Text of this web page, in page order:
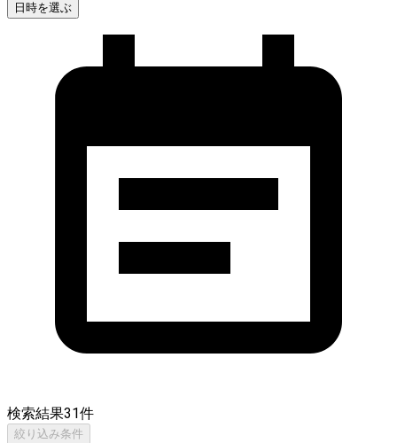
日時を選ぶ
検索結果31件
絞り込み条件